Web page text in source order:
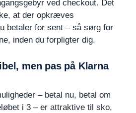
ved checkout. Det
at der opkræves
betaler for sent – så sørg for
inden du forpligter dig.
men pas på Klarna
– betal nu, betal om
i 3 – er attraktive til sko,